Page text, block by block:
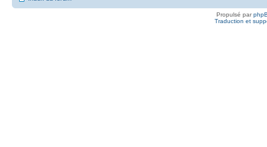
Propulsé par
Traduction et